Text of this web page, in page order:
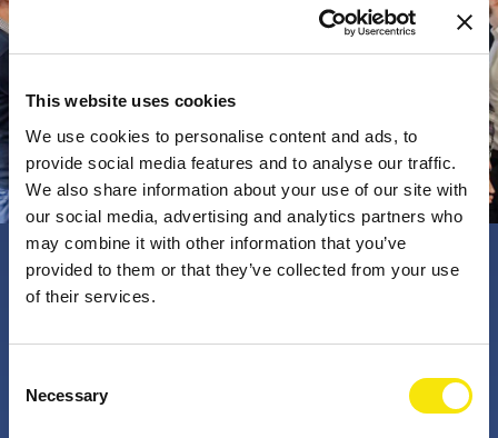
This website uses cookies
We use cookies to personalise content and ads, to
provide social media features and to analyse our traffic.
We also share information about your use of our site with
our social media, advertising and analytics partners who
may combine it with other information that you’ve
provided to them or that they’ve collected from your use
of their services.
Selection
Necessary
PNO Innovation
impatto concreto. Insieme a te, i nostri professionisti